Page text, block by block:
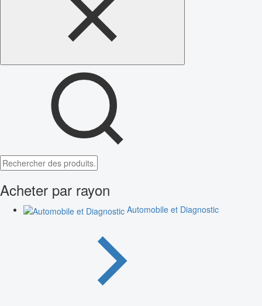
Acheter par rayon
Automobile et Diagnostic